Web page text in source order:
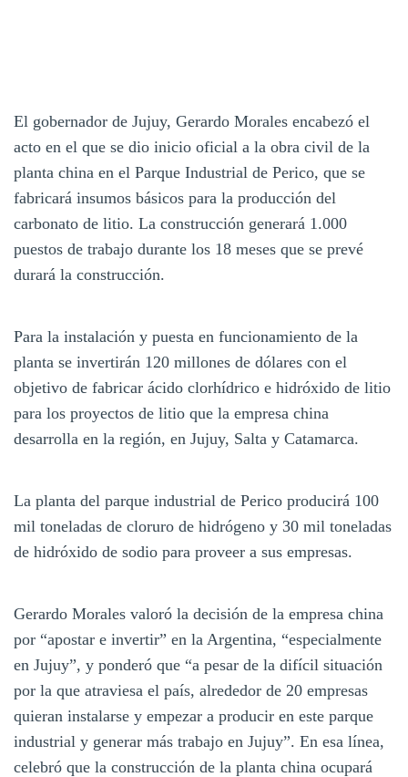
El gobernador de Jujuy, Gerardo Morales encabezó el
acto en el que se dio inicio oficial a la obra civil de la
planta china en el Parque Industrial de Perico, que se
fabricará insumos básicos para la producción del
carbonato de litio. La construcción generará 1.000
puestos de trabajo durante los 18 meses que se prevé
durará la construcción.
Para la instalación y puesta en funcionamiento de la
planta se invertirán 120 millones de dólares con el
objetivo de fabricar ácido clorhídrico e hidróxido de litio
para los proyectos de litio que la empresa china
desarrolla en la región, en Jujuy, Salta y Catamarca.
La planta del parque industrial de Perico producirá 100
mil toneladas de cloruro de hidrógeno y 30 mil toneladas
de hidróxido de sodio para proveer a sus empresas.
Gerardo Morales valoró la decisión de la empresa china
por “apostar e invertir” en la Argentina, “especialmente
en Jujuy”, y ponderó que “a pesar de la difícil situación
por la que atraviesa el país, alrededor de 20 empresas
quieran instalarse y empezar a producir en este parque
industrial y generar más trabajo en Jujuy”. En esa línea,
celebró que la construcción de la planta china ocupará